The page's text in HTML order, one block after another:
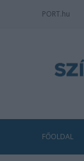
PORT.hu
FŐOLDAL